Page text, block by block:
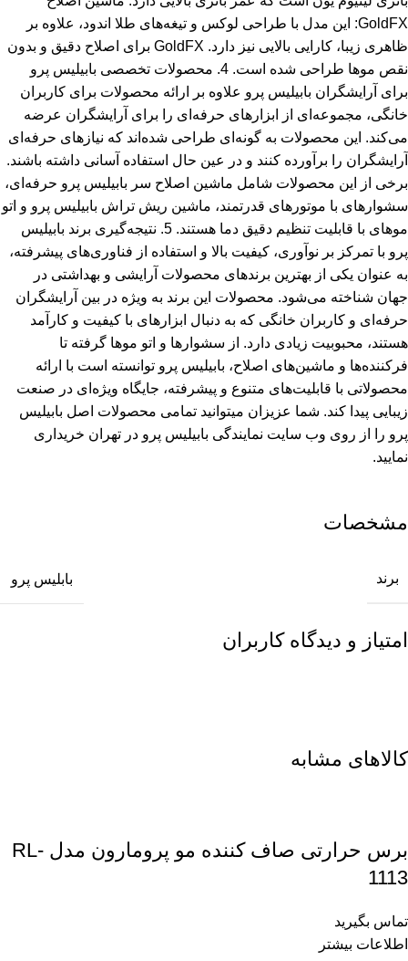
مشخصات
برند بابلیس پرو
امتیاز و دیدگاه کاربران
کالاهای مشابه
برس حرارتی صاف کننده مو پرومارون مدل RL-
1113
تماس بگیرید
اطلاعات بیشتر